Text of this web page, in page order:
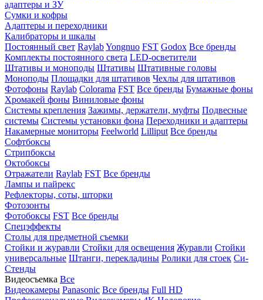
адаптеры и ЗУ
Сумки и кофры
Адаптеры и переходники
Калибраторы и шкалы
Постоянный свет RaylabYongnuo FST Godox Все бренды
Комплекты постоянного света LED-осветители
Штативы и моноподы Штативы Штативные головы
Моноподы Площадки для штативов Чехлы для штативов
Фотофоны Raylab Colorama FST Все бренды Бумажные фоны
Хромакей фоны Виниловые фоны
Системы крепления Зажимы, держатели, муфты Подвесные
системы Системы установки фона Переходники и адаптеры
Накамерные мониторы Feelworld Lilliput Все бренды
Софтбоксы
Стрипбоксы
Октобоксы
Отражатели Raylab FST Все бренды
Лампы и пайрекс
Рефлекторы, соты, шторки
Фотозонты
Фотобоксы FST Все бренды
Спецэффекты
Столы для предметной съемки
Стойки и журавли Стойки для освещения Журавли Стойки
универсальные Штанги, перекладины Ролики для стоек Си-
Стенды
Видеосъемка Все
Видеокамеры Panasonic Все бренды Full HD